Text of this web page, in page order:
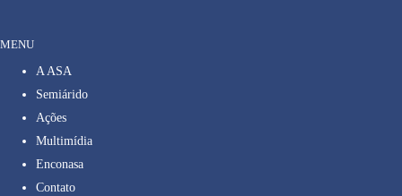
MENU
A ASA
Semiárido
Ações
Multimídia
Enconasa
Contato